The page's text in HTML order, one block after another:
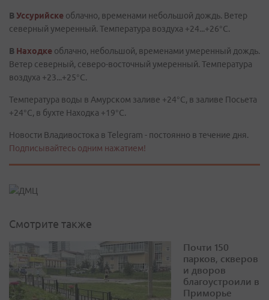
ВУссурийске облачно, временами небольшой дождь. Ветер
северный умеренный. Температура воздуха +24...+26°C.
В Находке облачно, небольшой, временами умеренный дождь.
Ветер северный, северо-восточный умеренный. Температура
воздуха +23...+25°C.
Температура воды в Амурском заливе +24°C, в заливе Посьета
+24°C, в бухте Находка +19°C.
Новости Владивостока в Telegram - постоянно в течение дня.
Подписывайтесь одним нажатием!
Смотрите также
Почти 150
парков, скверов
и дворов
благоустроили в
Приморье